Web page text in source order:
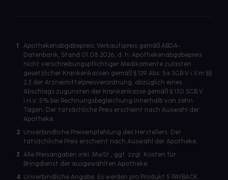
1
Apothekenabgabepreis: Verkaufspreis gemäß ABDA-
Datenbank, Stand 01.08.2026, d. h. Apothekenabgabepreis
nicht verschreibungspflichtiger Medikamente zulasten
gesetzlicher Krankenkassen gemäß § 129 Abs. 5a SGB V i.V.m §§
2,3 der Arzneimittelpreisverordnung, abzüglich eines
Abschlags zugunsten der Krankenkasse gemäß § 130 SGB V
i.H.v. 5% bei Rechnungsbegleichung innerhalb von zehn
Tagen. Der tatsächliche Preis erscheint nach Auswahl der
Apotheke.
2 Unverbindliche Preisempfehlung des Herstellers. Der
tatsächliche Preis erscheint nach Auswahl der Apotheke.
3 Alle Preisangaben inkl. MwSt., ggf. zzgl. Kosten für
Bringdienst der ausgewählten Apotheke.
4 Unverbindliche Angabe. Es werden pro Produkt 5 PAYBACK